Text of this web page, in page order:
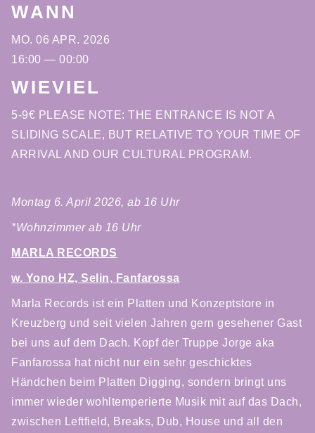
Montag 6. April 2026, ab 16 Uhr
*Wohnzimmer ab 16 Uhr
MARLA RECORDS
w. Yono HZ, Selin, Fanfarossa
Marla Records ist ein Platten und Konzeptstore in
Kreuzberg und seit vielen Jahren gern gesehener Gast
bei uns auf dem Dach. Kopf der Truppe Jorge aka
Fanfarossa hat nicht nur ein sehr geschicktes
Händchen beim Platten Digging, sondern bringt uns
immer wieder wohltemperierte Musik mit auf das Dach,
zwischen Leftfield, Breaks, Dub, House und all den
WANN
MO. 06 APR. 2026
16:00 — 00:00
WIEVIEL
5-9€ PLEASE NOTE: THE ENTRANCE IS NOT A
SLIDING SCALE, BUT RELATIVE TO YOUR TIME OF
ARRIVAL AND OUR CULTURAL PROGRAM.